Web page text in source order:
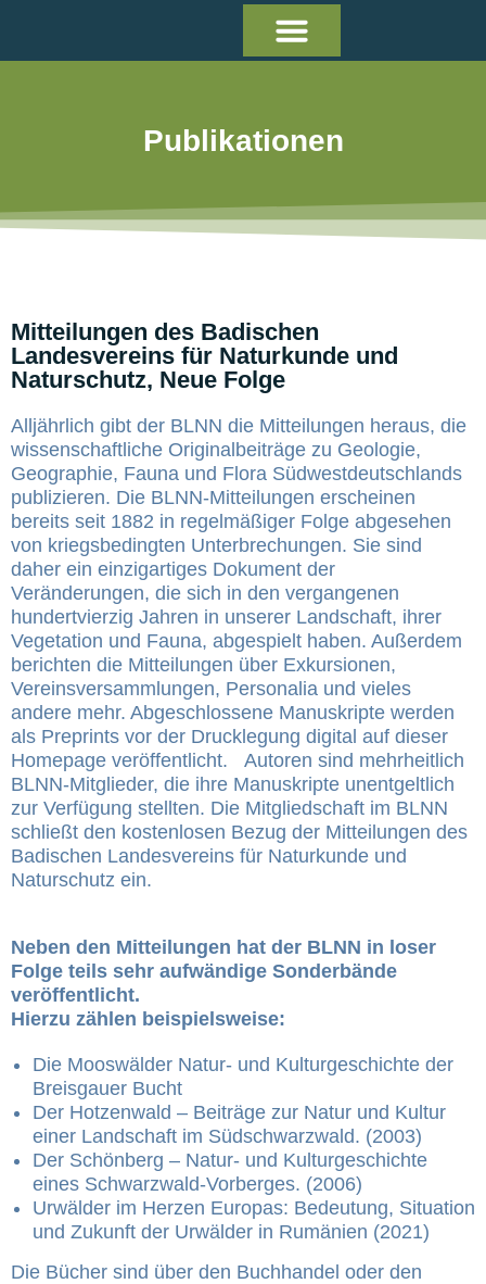
Publikationen
Mitteilungen des Badischen
Landesvereins für Naturkunde und
Naturschutz, Neue Folge
Alljährlich gibt der BLNN die Mitteilungen heraus, die
wissenschaftliche Originalbeiträge zu Geologie,
Geographie, Fauna und Flora Südwestdeutschlands
publizieren. Die BLNN-Mitteilungen erscheinen
bereits seit 1882 in regelmäßiger Folge abgesehen
von kriegsbedingten Unterbrechungen. Sie sind
daher ein einzigartiges Dokument der
Veränderungen, die sich in den vergangenen
hundertvierzig Jahren in unserer Landschaft, ihrer
Vegetation und Fauna, abgespielt haben. Außerdem
berichten die Mitteilungen über Exkursionen,
Vereinsversammlungen, Personalia und vieles
andere mehr. Abgeschlossene Manuskripte werden
als Preprints vor der Drucklegung digital auf dieser
Homepage veröffentlicht. Autoren sind mehrheitlich
BLNN-Mitglieder, die ihre Manuskripte unentgeltlich
zur Verfügung stellten. Die Mitgliedschaft im BLNN
schließt den kostenlosen Bezug der Mitteilungen des
Badischen Landesvereins für Naturkunde und
Naturschutz ein.
Neben den Mitteilungen hat der BLNN in loser
Folge teils sehr aufwändige Sonderbände
veröffentlicht.
Hierzu zählen beispielsweise:
Die Mooswälder Natur- und Kulturgeschichte der
Breisgauer Bucht
Der Hotzenwald – Beiträge zur Natur und Kultur
einer Landschaft im Südschwarzwald. (2003)
Der Schönberg – Natur- und Kulturgeschichte
eines Schwarzwald-Vorberges. (2006)
Urwälder im Herzen Europas: Bedeutung, Situation
und Zukunft der Urwälder in Rumänien (2021)
Die Bücher sind über den Buchhandel oder den